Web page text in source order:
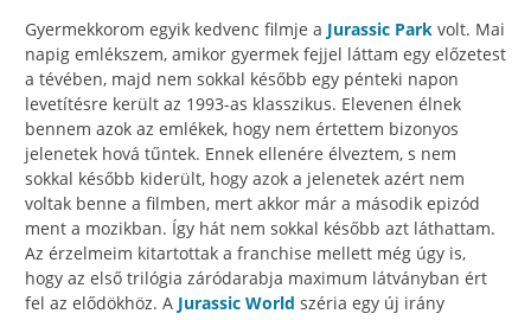
Gyermekkorom egyik kedvenc filmje a Jurassic Park volt. Mai
napig emlékszem, amikor gyermek fejjel láttam egy előzetest
a tévében, majd nem sokkal később egy pénteki napon
levetítésre került az 1993-as klasszikus. Elevenen élnek
bennem azok az emlékek, hogy nem értettem bizonyos
jelenetek hová tűntek. Ennek ellenére élveztem, s nem
sokkal később kiderült, hogy azok a jelenetek azért nem
voltak benne a filmben, mert akkor már a második epizód
ment a mozikban. Így hát nem sokkal később azt láthattam.
Az érzelmeim kitartottak a franchise mellett még úgy is,
hogy az első trilógia záródarabja maximum látványban ért
fel az elődökhöz. A Jurassic World széria egy új irány